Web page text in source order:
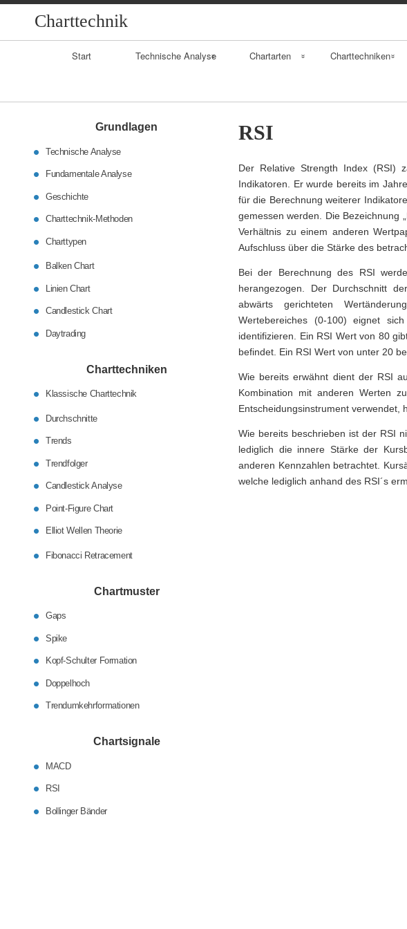
Charttechnik
Start Technische Analyse
Fundamentalanaly
Chartarten Charttechniken
Charttechnik
Trends
Trendfolger
Candlestick
Point Figure
Analyse
RSI
Der Relative Strength Index (RSI)
Indikatoren. Er wurde bereits im
für die Berechnung weiterer
gemessen werden. Die Bezeichnung
Verhältnis zu einem anderen
Aufschluss über die Stärke des
Bei der Berechnung des RSI
herangezogen. Der Durchschnitt
abwärts gerichteten
Wertebereiches (0-100) eignet
identifizieren. Ein RSI Wert von 80
befindet. Ein RSI Wert von unter 20
Wie bereits erwähnt dient der RSI
Kombination mit anderen Werten
Entscheidungsinstrument verwendet,
Wie bereits beschrieben ist der RSI
lediglich die innere Stärke der
anderen Kennzahlen betrachtet.
welche lediglich anhand des RSI´s
Grundlagen
Technische Analyse
Fundamentale Analyse
Geschichte
Charttechnik-Methoden
Charttypen
Balken Chart
Linien Chart
Candlestick Chart
Daytrading
Charttechniken
Klassische Charttechnik
Durchschnitte
Trends
Trendfolger
Candlestick Analyse
Point-Figure Chart
Elliot Wellen Theorie
Fibonacci Retracement
Chartmuster
Gaps
Spike
Kopf-Schulter Formation
Doppelhoch
Trendumkehrformationen
Chartsignale
MACD
RSI
Bollinger Bänder